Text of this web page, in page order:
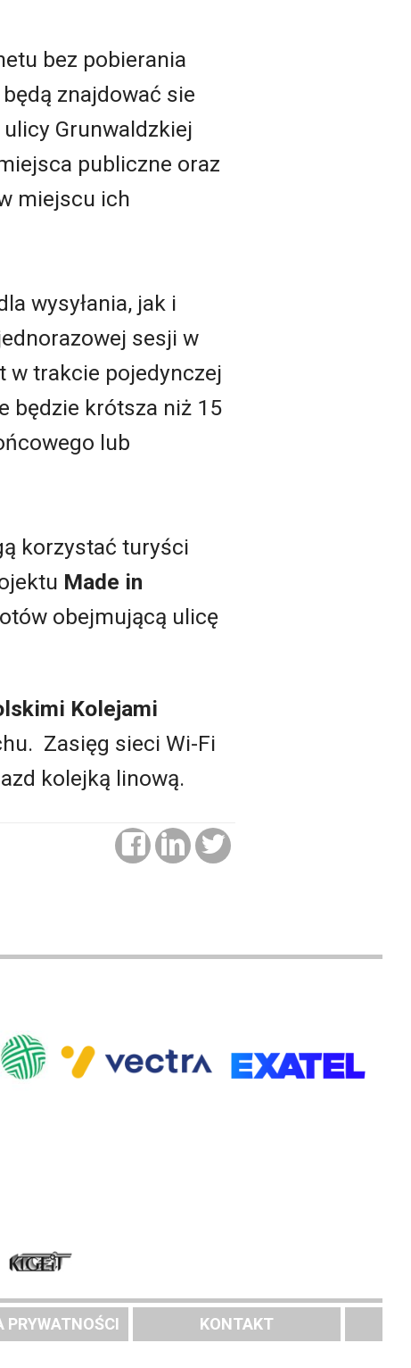
bez pobierania
znajdować sie
Grunwaldzkiej
publiczne oraz
miejscu ich
wysyłania, jak i
sesji w
w trakcie pojedynczej
będzie krótsza niż 15
lub
korzystać turyści
Made in
obejmującą ulicę
Kolejami
Zasięg sieci Wi-Fi
kolejką linową.
PRYWATNOŚCI KONTAKT